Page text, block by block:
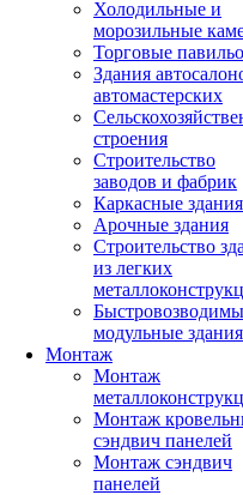
Холодильные и
морозильные
Торговые
Здания
автомастерских
строения
Строительство
заводов и фабрик
Каркасные здания
Арочные здания
Строительство
из легких
модульные здания
Монтаж
Монтаж
Монтаж
сэндвич панелей
Монтаж сэндвич
панелей